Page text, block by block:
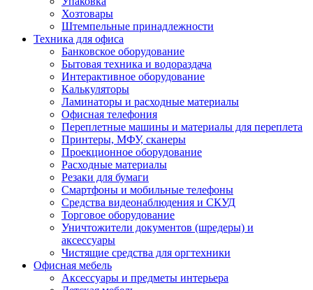
Хозтовары
Штемпельные принадлежности
Техника для офиса
Банковское оборудование
Бытовая техника и водораздача
Интерактивное оборудование
Калькуляторы
Ламинаторы и расходные материалы
Офисная телефония
Переплетные машины и материалы для переплета
Принтеры, МФУ, сканеры
Проекционное оборудование
Расходные материалы
Резаки для бумаги
Смартфоны и мобильные телефоны
Средства видеонаблюдения и СКУД
Торговое оборудование
Уничтожители документов (шредеры) и
аксессуары
Чистящие средства для оргтехники
Офисная мебель
Аксессуары и предметы интерьера